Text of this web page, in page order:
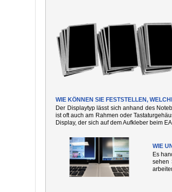
WIE KÖNNEN SIE FESTSTELLEN,
Der Displaytyp lässt sich anhand des
ist oft auch am Rahmen oder
Display, der sich auf dem Aufkleber beim
WIE
Es
sehen